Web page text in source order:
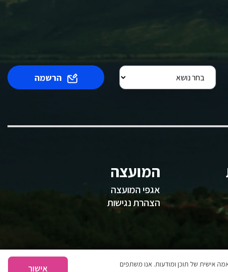
הרשמה
המועצה
אגפי המועצה
הצהרת נגישות
אישית של תוכן ומודעות. אנו משתפים
אישור